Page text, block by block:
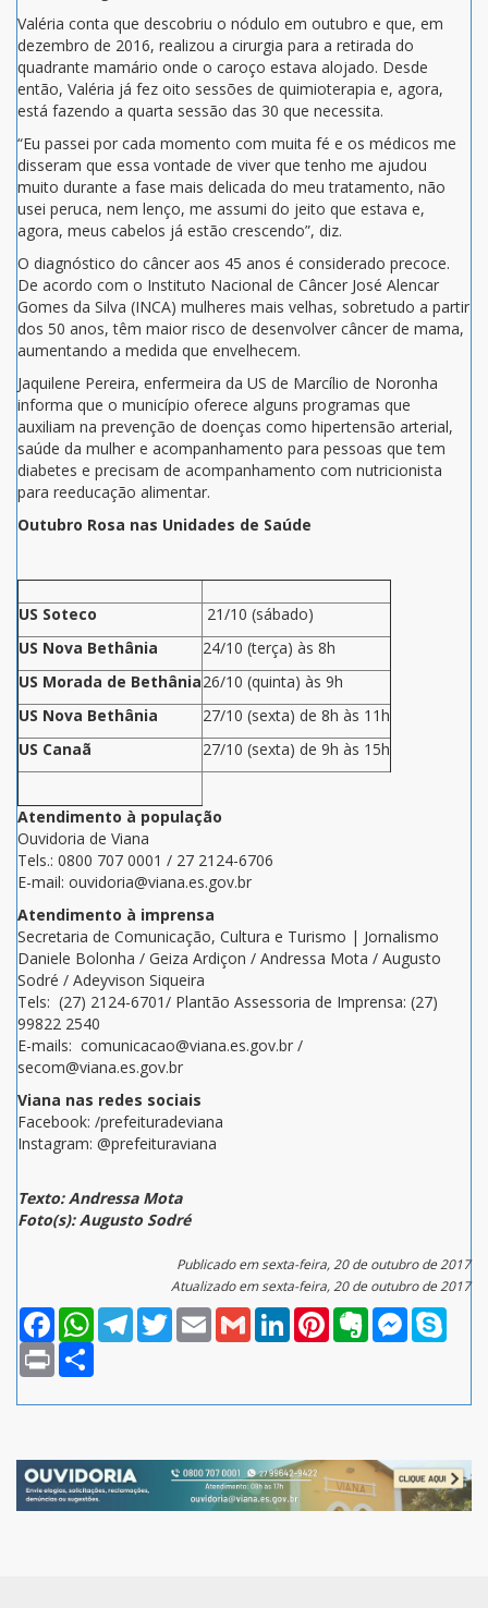
Valéria conta que descobriu o nódulo em outubro e que, em
dezembro de 2016, realizou a cirurgia para a retirada do
quadrante mamário onde o caroço estava alojado. Desde
então, Valéria já fez oito sessões de quimioterapia e, agora,
está fazendo a quarta sessão das 30 que necessita.
“Eu passei por cada momento com muita fé e os médicos me
disseram que essa vontade de viver que tenho me ajudou
muito durante a fase mais delicada do meu tratamento, não
usei peruca, nem lenço, me assumi do jeito que estava e,
agora, meus cabelos já estão crescendo”, diz.
O diagnóstico do câncer aos 45 anos é considerado precoce.
De acordo com o Instituto Nacional de Câncer José Alencar
Gomes da Silva (INCA) mulheres mais velhas, sobretudo a partir
dos 50 anos, têm maior risco de desenvolver câncer de mama,
aumentando a medida que envelhecem.
Jaquilene Pereira, enfermeira da US de Marcílio de Noronha
informa que o município oferece alguns programas que
auxiliam na prevenção de doenças como hipertensão arterial,
saúde da mulher e acompanhamento para pessoas que tem
diabetes e precisam de acompanhamento com nutricionista
para reeducação alimentar.
Outubro Rosa nas Unidades de Saúde
US Soteco
21/10 (sábado)
US Nova Bethânia
24/10 (terça) às 8h
US Morada de Bethânia26/10 (quinta) às 9h
US Nova Bethânia
27/10 (sexta) de 8h às 11h
US Canaã
27/10 (sexta) de 9h às 15h
Atendimento à população
Ouvidoria de Viana
Tels.: 0800 707 0001 / 27 2124-6706
E-mail: ouvidoria@viana.es.gov.br
Atendimento à imprensa
Secretaria de Comunicação, Cultura e Turismo | Jornalismo
Daniele Bolonha / Geiza Ardiçon / Andressa Mota / Augusto
Sodré / Adeyvison Siqueira
Tels: (27) 2124-6701/ Plantão Assessoria de Imprensa: (27)
99822 2540
E-mails: comunicacao@viana.es.gov.br /
secom@viana.es.gov.br
Viana nas redes sociais
Facebook: /prefeituradeviana
Instagram: @prefeituraviana
Texto: Andressa Mota
Foto(s): Augusto Sodré
Publicado em sexta-feira, 20 de outubro de 2017
Atualizado em sexta-feira, 20 de outubro de 2017
FacebookWhatsAppTelegramTwitterEmail Gmail LinkedInPinterestEvernoteMessenger
Print